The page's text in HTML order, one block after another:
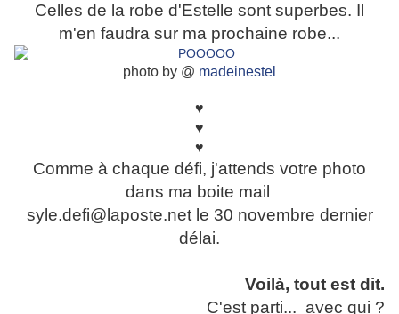
Celles de la robe d'Estelle sont superbes. Il
m'en faudra sur ma prochaine robe...
photo by @ madeinestel
♥
♥
♥
Comme à chaque défi, j'attends votre photo
dans ma boite mail
syle.defi@laposte.net le 30 novembre dernier
délai.
Voilà, tout est dit.
C'est parti... avec qui ?